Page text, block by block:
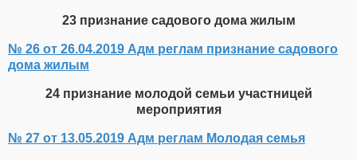
23 признание садового дома жилым
№ 26 от 26.04.2019 Адм реглам признание садового
дома жилым
24 признание молодой семьи участницей
мероприятия
№ 27 от 13.05.2019 Адм реглам Молодая семья